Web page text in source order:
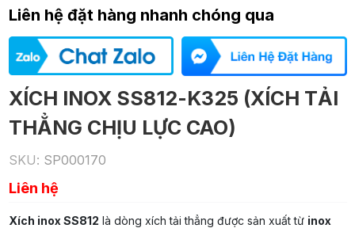
Liên hệ đặt hàng nhanh chóng qua
XÍCH INOX SS812-K325 (XÍCH TẢI
THẲNG CHỊU LỰC CAO)
SKU: SP000170
Liên hệ
Xích inox SS812 là dòng xích tải thẳng được sản xuất từ inox